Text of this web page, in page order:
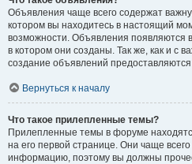
Объявления чаще всего содержат
котором вы находитесь в настоящий
возможности. Объявления появляются
в котором они созданы. Так же, как и с
создание объявлений
Вернуться к началу
Что такое прилепленные темы?
Прилепленные темы в форуме
на его первой странице. Они чаще
информацию, поэтому вы должны